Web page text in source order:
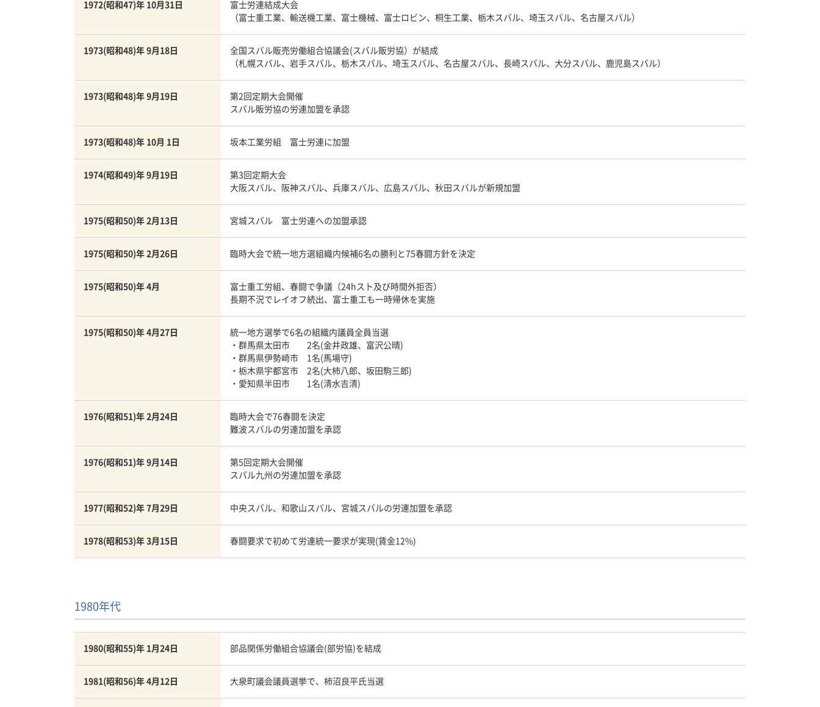
1972(昭和47)年 10月31日
富士労連結成大会
（富士重工業、輸送機工業、富士機械、富士ロビン、桐生工業、栃木スバル、埼玉スバル、名古屋スバル）
1973(昭和48)年 9月18日
全国スバル販売労働組合協議会(スバル販労協）が結成
（札幌スバル、岩手スバル、栃木スバル、埼玉スバル、名古屋スバル、長崎スバル、大分スバル、鹿児島スバル）
1973(昭和48)年 9月19日
第2回定期大会開催
スバル販労協の労連加盟を承認
1973(昭和48)年 10月 1日 坂本工業労組 富士労連に加盟
1974(昭和49)年 9月19日
第3回定期大会
大阪スバル、阪神スバル、兵庫スバル、広島スバル、秋田スバルが新規加盟
1975(昭和50)年 2月13日 宮城スバル 富士労連への加盟承認
1975(昭和50)年 2月26日 臨時大会で統一地方選組織内候補6名の勝利と75春闘方針を決定
1975(昭和50)年 4月
富士重工労組、春闘で争議（24hスト及び時間外拒否）
長期不況でレイオフ続出、富士重工も一時帰休を実施
1975(昭和50)年 4月27日
統一地方選挙で6名の組織内議員全員当選
・群馬県太田市 2名(金井政雄、富沢公晴)
・群馬県伊勢崎市 1名(馬場守)
・栃木県宇都宮市 2名(大柿八郎、坂田駒三郎)
・愛知県半田市 1名(清水吉清)
1976(昭和51)年 2月24日
臨時大会で76春闘を決定
難波スバルの労連加盟を承認
1976(昭和51)年 9月14日
第5回定期大会開催
スバル九州の労連加盟を承認
1977(昭和52)年 7月29日 中央スバル、和歌山スバル、宮城スバルの労連加盟を承認
1978(昭和53)年 3月15日 春闘要求で初めて労連統一要求が実現(賃金12%)
1980年代
1980(昭和55)年 1月24日 部品関係労働組合協議会(部労協)を結成
1981(昭和56)年 4月12日 大泉町議会議員選挙で、柿沼良平氏当選